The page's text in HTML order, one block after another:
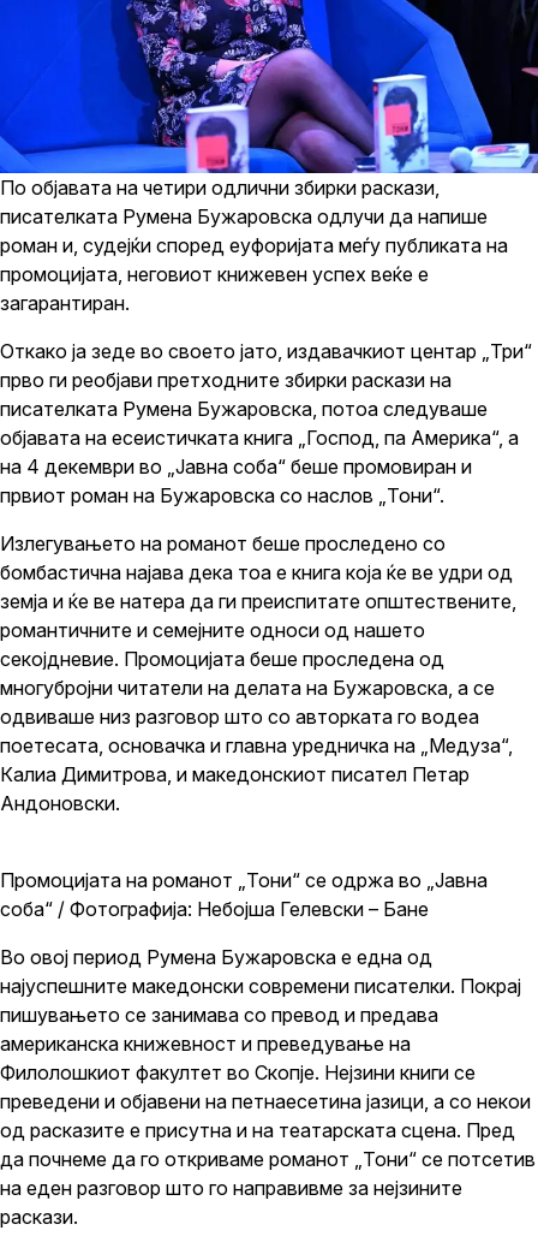
По објавата на четири одлични збирки раскази,
писателката Румена Бужаровска одлучи да напише
роман и, судејќи според еуфоријата меѓу публиката на
промоцијата, неговиот книжевен успех веќе е
загарантиран.
Откако ја зеде во своето јато, издавачкиот центар „Три“
прво ги реобјави претходните збирки раскази на
писателката Румена Бужаровска, потоа следуваше
објавата на есеистичката книга „Господ, па Америка“, а
на 4 декември во „Јавна соба“ беше промовиран и
првиот роман на Бужаровска со наслов „Тони“.
Излегувањето на романот беше проследено со
бомбастична најава дека тоа е книга која ќе ве удри од
земја и ќе ве натера да ги преиспитате општествените,
романтичните и семејните односи од нашето
секојдневие. Промоцијата беше проследена од
многубројни читатели на делата на Бужаровска, а се
одвиваше низ разговор што со авторката го водеа
поетесата, основачка и главна уредничка на „Медуза“,
Калиа Димитрова, и македонскиот писател Петар
Андоновски.
Промоцијата на романот „Тони“ се одржа во „Јавна
соба“ / Фотографија: Небојша Гелевски – Бане
Во овој период Румена Бужаровска е една од
најуспешните македонски современи писателки. Покрај
пишувањето се занимава со превод и предава
американска книжевност и преведување на
Филолошкиот факултет во Скопје. Нејзини книги се
преведени и објавени на петнаесетина јазици, а со некои
од расказите е присутна и на театарската сцена. Пред
да почнеме да го откриваме романот „Тони“ се потсетив
на еден разговор што го направивме за нејзините
раскази.